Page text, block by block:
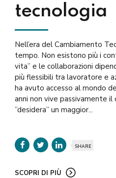
tecnologia
Nell’era del Cambiamento
tempo. Non esistono più i
vita” e le collaborazioni
più flessibili tra lavoratore e
ha avuto accesso al mondo
anni non vive passivamente il
”desidera” un maggior...
SHARE
SCOPRI DI PIÙ